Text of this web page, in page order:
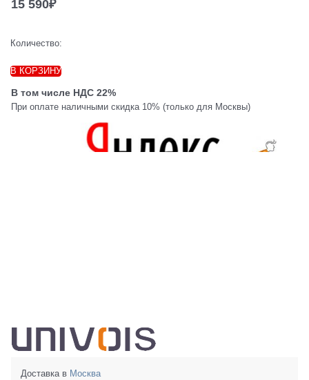
15 590₽
Количество:
В КОРЗИНУ
В том числе НДС 22%
При оплате наличными скидка 10% (только для Москвы)
Доставка в Москва